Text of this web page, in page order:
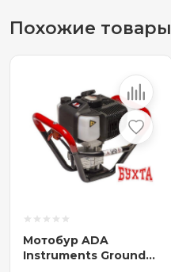
Похожие товары
Мотобур ADA
Instruments Ground